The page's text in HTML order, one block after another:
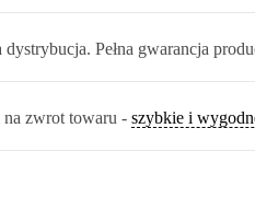
dystrybucja. Pełna gwarancja
na zwrot towaru - szybkie i